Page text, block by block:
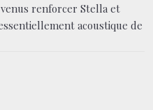
venus renforcer Stella et
acoustique de